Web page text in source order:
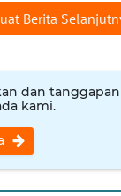
Berita
dan
kami.